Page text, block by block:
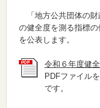
「地方公共団体の財
の健全度を測る指標
を公表します。
令和６年度健
PDFファイル
です。